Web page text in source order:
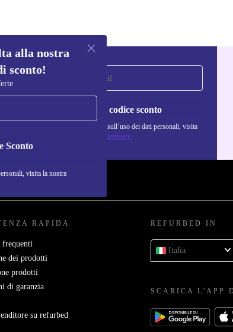
alla nostra
sconto!
Sconto
visita la nostra
Richiedi codice sconto
Per maggiori informazioni sull’uso dei dati personali, visita
Normativa sulla privacy.
RAPIDA
frequenti
dei prodotti
prodotti
di garanzia
su refurbed
REFURBED IN
Italia
SCARICA L'APP